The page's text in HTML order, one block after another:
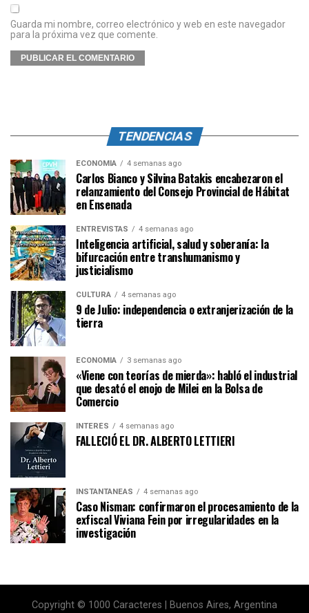
Guarda mi nombre, correo electrónico y web en este navegador
para la próxima vez que comente.
TENDENCIAS
ECONOMÍA 4 semanas ago
Carlos Bianco y Silvina Batakis encabezaron el
relanzamiento del Consejo Provincial de Hábitat
en Ensenada
ENTREVISTAS 4 semanas ago
Inteligencia artificial, salud y soberanía: la
bifurcación entre transhumanismo y
justicialismo
CULTURA 4 semanas ago
9 de Julio: independencia o extranjerización de la
tierra
ECONOMÍA 3 semanas ago
«Viene con teorías de mierda»: habló el industrial
que desató el enojo de Milei en la Bolsa de
Comercio
INTERÉS 4 semanas ago
FALLECIÓ EL DR. ALBERTO LETTIERI
INSTANTÁNEAS 4 semanas ago
Caso Nisman: confirmaron el procesamiento de la
exfiscal Viviana Fein por irregularidades en la
investigación
Copyright © 1000 Caracteres | Buenos Aires, Argentina